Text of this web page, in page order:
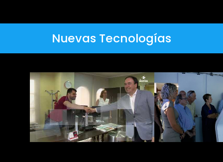
Nuevas Tecnologías